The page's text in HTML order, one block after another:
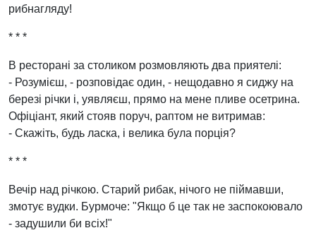
рибнагляду!
* * *
В ресторані за столиком розмовляють два приятелі:
- Розумієш, - розповідає один, - нещодавно я сиджу на
березі річки і, уявляєш, прямо на мене пливе осетрина.
Офіціант, який стояв поруч, раптом не витримав:
- Скажіть, будь ласка, і велика була порція?
* * *
Вечір над річкою. Старий рибак, нічого не піймавши,
змотує вудки. Бурмоче: "Якщо б це так не заспокоювало
- задушили би всіх!"